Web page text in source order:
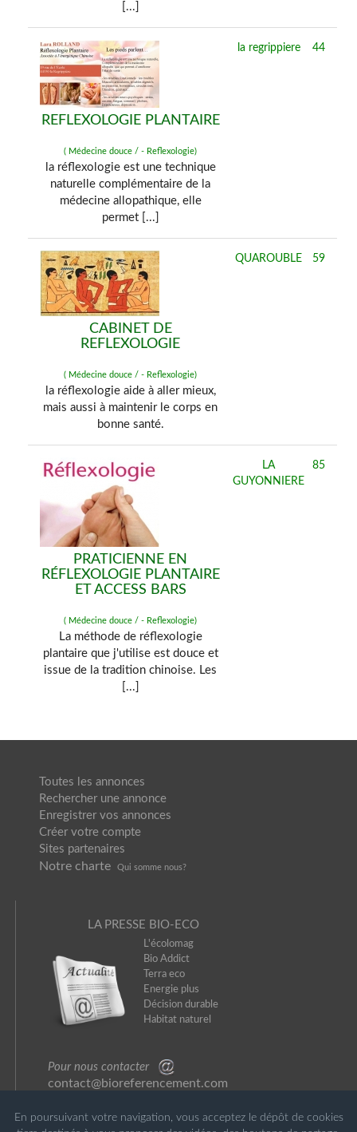
[...]
REFLEXOLOGIE PLANTAIRE
( Médecine douce / - Reflexologie)
la réflexologie est une technique
naturelle complémentaire de la
médecine allopathique, elle
permet [...]
la regrippiere 44
CABINET DE
REFLEXOLOGIE
( Médecine douce / - Reflexologie)
la réflexologie aide à aller mieux,
mais aussi à maintenir le corps en
bonne santé.
QUAROUBLE 59
PRATICIENNE EN
RÉFLEXOLOGIE PLANTAIRE
ET ACCESS BARS
( Médecine douce / - Reflexologie)
La méthode de réflexologie
plantaire que j'utilise est douce et
issue de la tradition chinoise. Les
[...]
LA
GUYONNIERE
85
Toutes les annonces
Rechercher une annonce
Enregistrer vos annonces
Créer votre compte
Sites partenaires
Notre charte Qui somme nous?
LA PRESSE BIO-ECO
L'écolomag
Bio Addict
Terra eco
Energie plus
Décision durable
Habitat naturel
Pour nous contacter
contact@bioreferencement.com
En poursuivant votre navigation, vous acceptez le dépôt de cookies